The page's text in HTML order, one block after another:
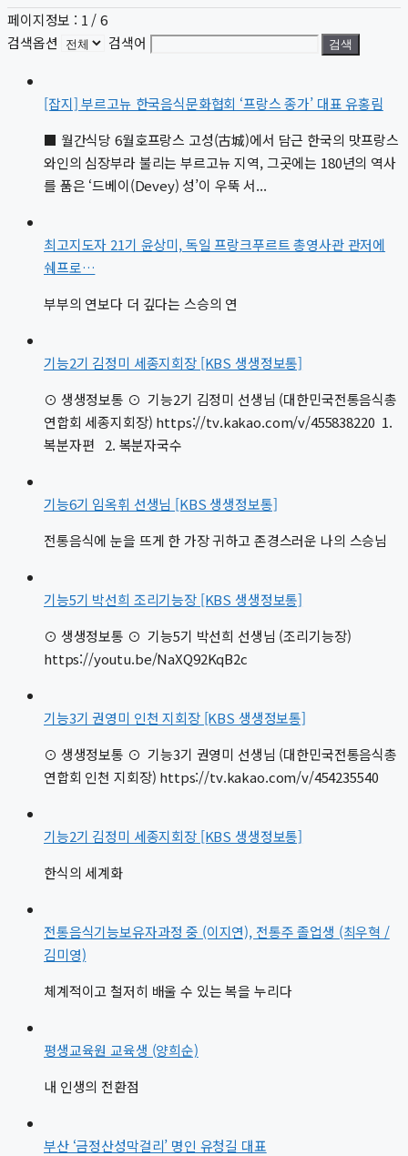
페이지정보 : 1 / 6
검색옵션
검색어 검색
[잡지] 부르고뉴 한국음식문화협회 ‘프랑스 종가’ 대표 유홍림
■ 월간식당 6월호프랑스 고성(古城)에서 담근 한국의 맛프랑스
와인의 심장부라 불리는 부르고뉴 지역, 그곳에는 180년의 역사
를 품은 ‘드베이(Devey) 성’이 우뚝 서...
최고지도자 21기 윤상미, 독일 프랑크푸르트 총영사관 관저에
쉐프로…
부부의 연보다 더 깊다는 스승의 연
기능2기 김정미 세종지회장 [KBS 생생정보통]
⊙ 생생정보통 ⊙ 기능2기 김정미 선생님 (대한민국전통음식총
연합회 세종지회장) https://tv.kakao.com/v/455838220 1.
복분자편 2. 복분자국수
기능6기 임옥휘 선생님 [KBS 생생정보통]
전통음식에 눈을 뜨게 한 가장 귀하고 존경스러운 나의 스승님
기능5기 박선희 조리기능장 [KBS 생생정보통]
⊙ 생생정보통 ⊙ 기능5기 박선희 선생님 (조리기능장)
https://youtu.be/NaXQ92KqB2c
기능3기 권영미 인천 지회장 [KBS 생생정보통]
⊙ 생생정보통 ⊙ 기능3기 권영미 선생님 (대한민국전통음식총
연합회 인천 지회장) https://tv.kakao.com/v/454235540
기능2기 김정미 세종지회장 [KBS 생생정보통]
한식의 세계화
전통음식기능보유자과정 중 (이지연), 전통주 졸업생 (최우혁 /
김미영)
체계적이고 철저히 배울 수 있는 복을 누리다
평생교육원 교육생 (양희순)
내 인생의 전환점
부산 ‘금정산성막걸리’ 명인 유청길 대표